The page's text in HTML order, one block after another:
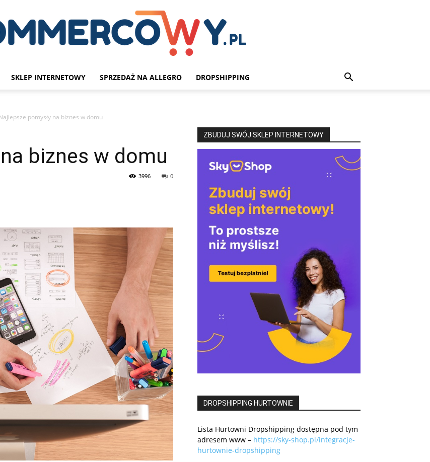
e-
–
eCommercowy.pl
SKLEP INTERNETOWY SPRZEDAŻ NA ALLEGRO DROPSHIPPING
pomysły na biznes w domu
biznes w domu
0
3996
ZBUDUJ SWÓJ SKLEP INTERNETOWY
DROPSHIPPING HURTOWNIE
Lista Hurtowni Dropshipping dostępna pod tym
adresem www – https://sky-shop.pl/integracje-
hurtownie-dropshipping